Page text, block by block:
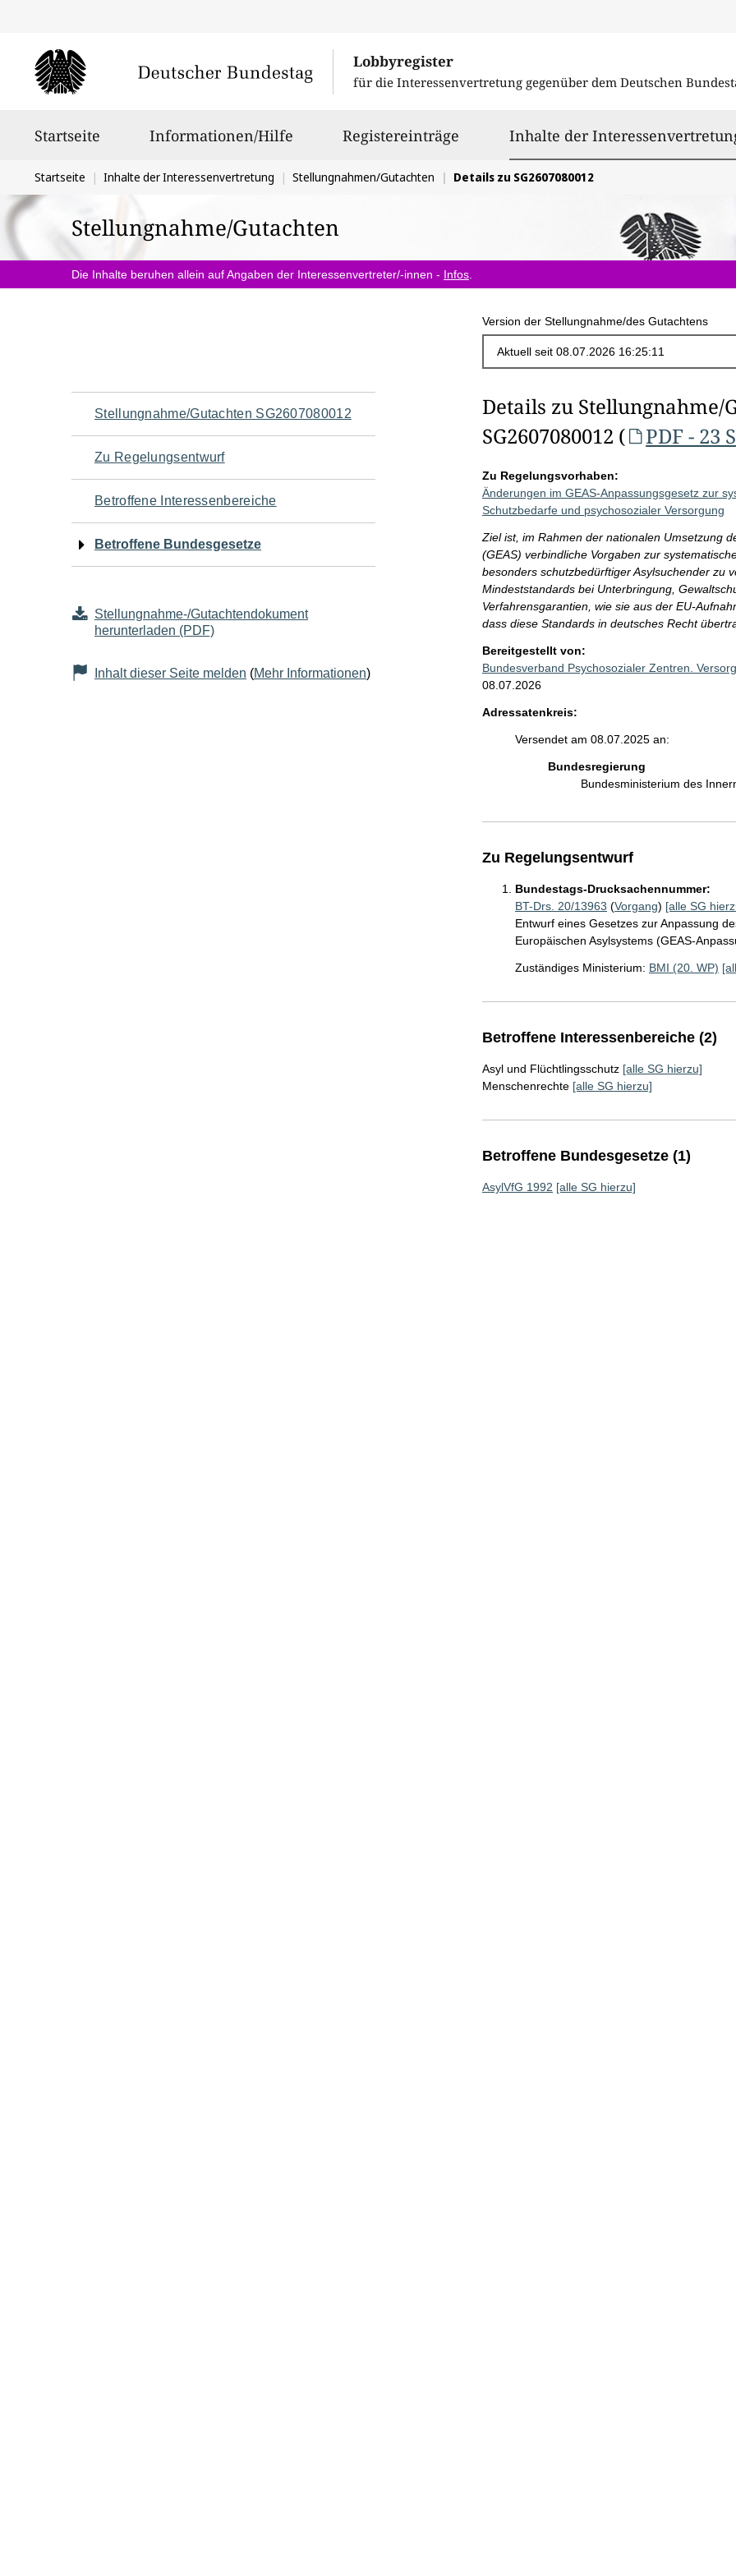
Lobbyregister
für die Interessenvertretung gegenüber dem Deutschen
Startseite Informationen/Hilfe Registereinträge Inhalte der
Sie
befinden
sich
hier:
Startseite Inhalte der Interessenvertretung Stellungnahmen/Gutachten Details zu SG2607080012
Stellungnahme/Gutachten
Die Inhalte beruhen allein auf Angaben der Interessenvertreter/-innen - Infos
Version der Stellungnahme/des Gutachtens
Navigation
für
den
Seiteninhalt
Stellungnahme/Gutachten SG2607080012
Zu Regelungsentwurf
Betroffene Interessenbereiche
Betroffene Bundesgesetze
Stellungnahme-/Gutachtendokument
herunterladen (PDF)
Inhalt dieser Seite melden (Mehr Informationen)
Details zu Stellungnahme/
SG2607080012 (
PDF - 23
Zu Regelungsvorhaben:
Änderungen im GEAS-Anpassungsgesetz zur
Schutzbedarfe und psychosozialer Versorgung
Ziel ist, im Rahmen der nationalen Umsetzung
(GEAS) verbindliche Vorgaben zur
besonders schutzbedürftiger Asylsuchender zu
Mindeststandards bei Unterbringung,
Verfahrensgarantien, wie sie aus der EU-
dass diese Standards in deutsches Recht
Bereitgestellt von:
Bundesverband Psychosozialer Zentren.
08.07.2026
Adressatenkreis:
Versendet am 08.07.2025 an:
Bundesregierung
Bundesministerium des
Zu Regelungsentwurf
Bundestags-Drucksachennummer:
BT-Drs. 20/13963 (Vorgang) [alle SG
Entwurf eines Gesetzes zur Anpassung
Europäischen Asylsystems (GEAS-
Zuständiges Ministerium: BMI (20. WP)
Betroffene Interessenbereiche (2)
Asyl und Flüchtlingsschutz [alle SG hierzu]
Menschenrechte [alle SG hierzu]
Betroffene Bundesgesetze (1)
AsylVfG 1992 [alle SG hierzu]